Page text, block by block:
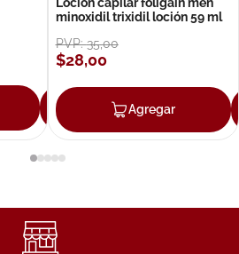
Agregar
minoxidil trixidil loción 59 ml
PVP:35,00
$28,00
Agregar